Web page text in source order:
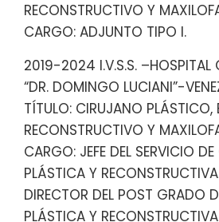
RECONSTRUCTIVO Y
CARGO: ADJUNTO TIPO I.
2019-2024 I.V.S.S. –HOSPITAL
“DR. DOMINGO LUCIANI”-
TÍTULO: CIRUJANO PLÁSTICO,
RECONSTRUCTIVO Y
CARGO: JEFE DEL SERVICIO
PLÁSTICA Y
DIRECTOR DEL POST GRADO
PLÁSTICA Y